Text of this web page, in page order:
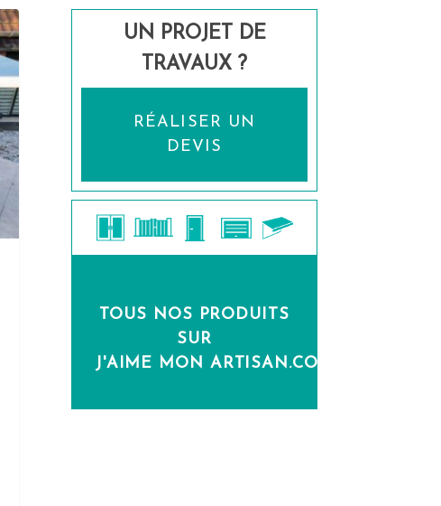
UN PROJET DE
TRAVAUX ?
RÉALISER UN
DEVIS
TOUS NOS PRODUITS
SUR
J'AIME MON ARTISAN.COM